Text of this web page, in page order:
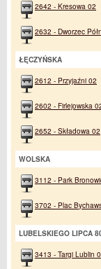
2642 - Kresowa 02
2632 - Dworzec
ŁĘCZYŃSKA
2612 - Przyjaźni 02
2602 - Firlejowska
2652 - Składowa 02
WOLSKA
3112 - Park
3702 - Plac
LUBELSKIEGO LIPCA
3413 - Targi Lublin